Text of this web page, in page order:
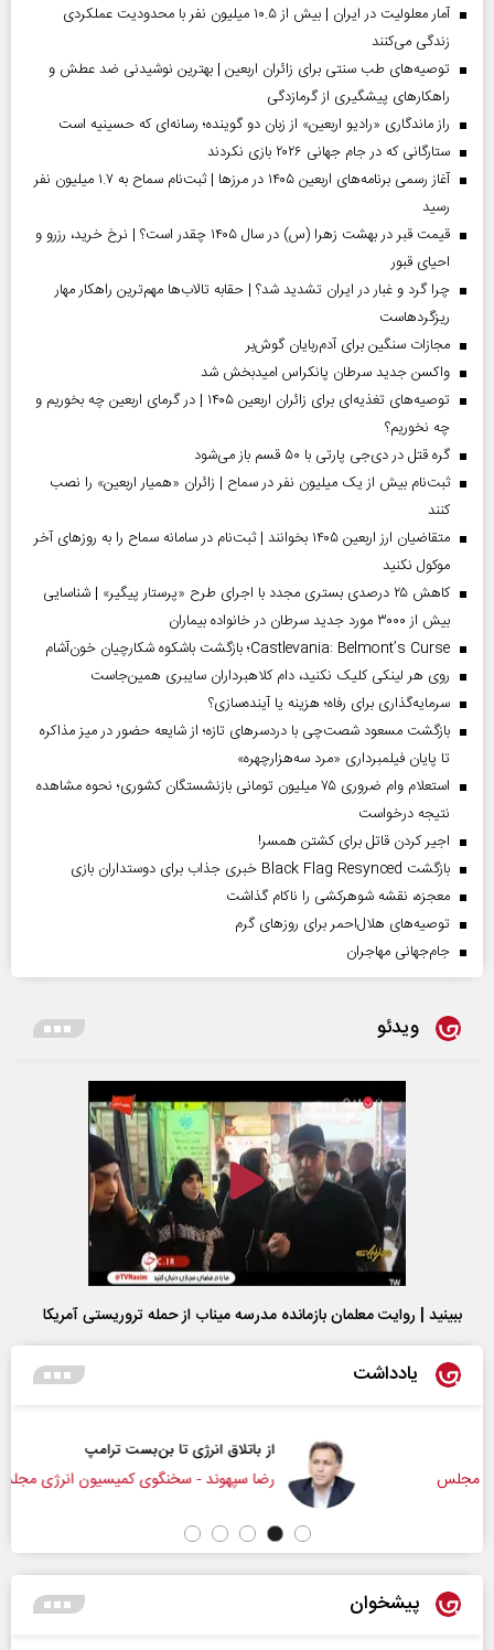
آمار معلولیت در ایران | بیش از ۱۰.۵ میلیون نفر با محدودیت عملکردی
زندگی می‌کنند
توصیه‌های طب سنتی برای زائران اربعین | بهترین نوشیدنی ضد عطش و
راهکارهای پیشگیری از گرمازدگی
راز ماندگاری «رادیو اربعین» از زبان دو گوینده؛ رسانه‌ای که حسینیه است
ستارگانی که در جام جهانی ۲۰۲۶ بازی نکردند
آغاز رسمی برنامه‌های اربعین ۱۴۰۵ در مرز‌ها | ثبت‌نام سماح به ۱.۷ میلیون نفر
رسید
قیمت قبر در بهشت زهرا (س) در سال ۱۴۰۵ چقدر است؟ | نرخ خرید، رزرو و
احیای قبور
چرا گرد و غبار در ایران تشدید شد؟ | حقابه تالاب‌ها مهم‌ترین راهکار مهار
ریزگردهاست
مجازات سنگین برای آدم‌ربایان گوش‌بر
واکسن جدید سرطان پانکراس امیدبخش شد
توصیه‌های تغذیه‌ای برای زائران اربعین ۱۴۰۵ | در گرمای اربعین چه بخوریم و
چه نخوریم؟
گره قتل در دی‌جی پارتی با ۵۰ قسم باز می‌شود
ثبت‌نام بیش از یک میلیون نفر در سماح | زائران «همیار اربعین» را نصب
کنند
متقاضیان ارز اربعین ۱۴۰۵ بخوانند | ثبت‌نام در سامانه سماح را به روز‌های آخر
موکول نکنید
کاهش ۲۵ درصدی بستری مجدد با اجرای طرح «پرستار پیگیر» | شناسایی
بیش از ۳۰۰۰ مورد جدید سرطان در خانواده بیماران
Castlevania: Belmont’s Curse؛ بازگشت باشکوه شکارچیان خون‌آشام
روی هر لینکی کلیک نکنید، دام کلاهبرداران سایبری همین‌جاست
سرمایه‌گذاری برای رفاه؛ هزینه یا آینده‌سازی؟
بازگشت مسعود شصت‌چی با دردسر‌های تازه؛ از شایعه حضور در میز مذاکره
تا پایان فیلمبرداری «مرد سه‌هزارچهره»
استعلام وام ضروری ۷۵ میلیون تومانی بازنشستگان کشوری؛ نحوه مشاهده
نتیجه درخواست
اجیر کردن قاتل برای کشتن همسر!
بازگشت Black Flag Resynced خبری جذاب برای دوستداران بازی
معجزه، نقشه شوهرکشی را ناکام گذاشت
توصیه‌های هلال‌احمر برای روز‌های گرم
جام‌جهانی مهاجران
ویدئو
ببینید | روایت معلمان بازمانده مدرسه میناب از حمله تروریستی آمریکا
یادداشت
از باتلاق انرژی تا بن‌بست ترامپ
رضا سپهوند - سخنگوی کمیسیون انرژی مجلس
پیشخوان